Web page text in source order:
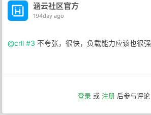
涵云社区官方
194day ago
@crll #3 不夸张，很快，负载能力应该也很强
登录 或 注册 后参与评论